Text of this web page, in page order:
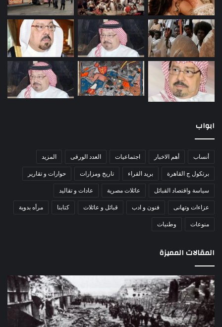
ابواب
أنساب أهم الاخبار اجتماعيات العدد الورقى المزيد
برتكول ج القاهرة بريد القراء تاريخ ومزارات حوارات و تقارير
سياسة واقتصاد القبائل عائلات مصرية عادات و تقاليد
عزاءات وتهانى فنون و ادب قبائل و عائلات كتابنا مرأه بدوية
منوعات وطنيات
المقالات المميزة
اللواء
دكتور
راضي
عبدالمعطي
يكتب: